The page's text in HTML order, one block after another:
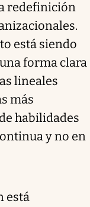
redefinición
está siendo
forma clara
lineales
más
habilidades
y no en
está